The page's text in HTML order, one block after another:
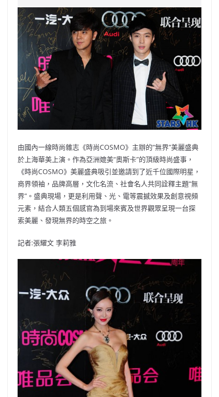
e
b
o
o
k
W
ei
b
o
s
A
p
p
h
at
er l y
Li
n
k
由國內一線時尚雜志《時尚COSMO》主辦的“無界”美麗盛典
於上海華美上演。作為亞洲媲美“奧斯卡”的頂級時尚盛事，
《時尚COSMO》美麗盛典吸引並邀請到了近千位國際明星，
商界領袖，品牌高層，文化名流、社會名人共同詮釋主題“無
界”。盛典現場，更是利用聲、光、電等震撼效果及創意視頻
元素，結合人類五個感官為到場來賓及世界觀眾呈現一台探
索美麗、發現無界的時空之旅。
記者:張耀文 李莉雅